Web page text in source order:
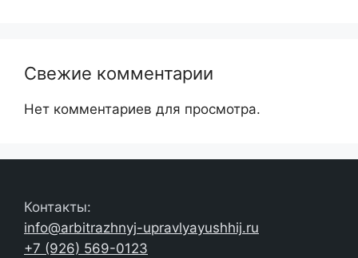
Свежие комментарии
Нет комментариев для просмотра.
Контакты:
info@arbitrazhnyj-upravlyayushhij.ru
+7 (926) 569-0123